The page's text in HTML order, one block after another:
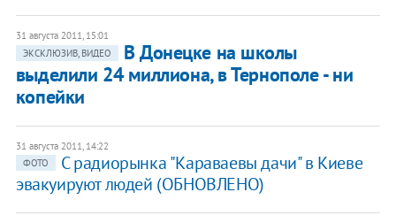
31 августа 2011, 15:01
ЭКСКЛЮЗИВ, ВИДЕО
В Донецке на школы
выделили 24 миллиона, в Тернополе - ни
копейки
31 августа 2011, 14:22
ФОТО
С радиорынка "Караваевы дачи" в Киеве
эвакуируют людей (ОБНОВЛЕНО)